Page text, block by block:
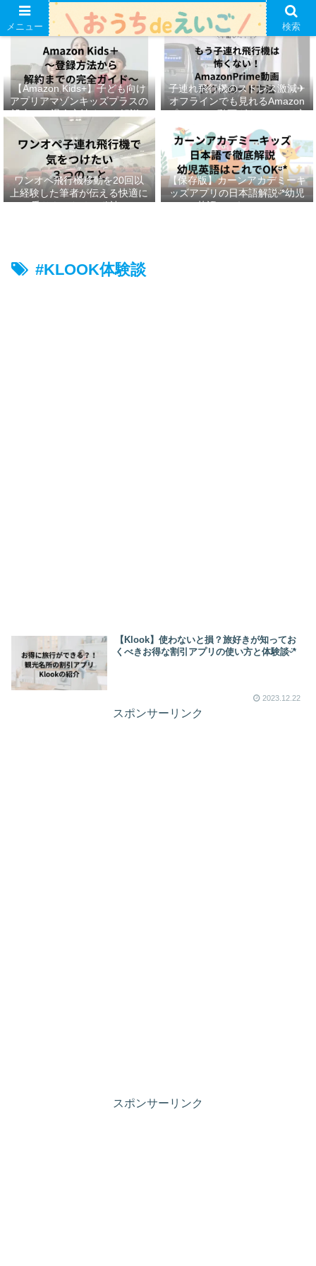
【Amazon Kids+】子ども向け
アプリアマゾンキッズプラスの
設定から退会方法までを解説ᵕ̈*
子連れ飛行機のストレス激減✈︎
オフラインでも見れるAmazon
プライムの動画ダウンロード方
ワンオペ飛行機移動を20回以
上経験した筆者が伝える快適に
乗りきるための秘訣ᵕ̈*
【保存版】カーンアカデミーキ
ッズアプリの日本語解説ᵕ̈*幼児
英語はこれでOKᵕ̈*
#KLOOK体験談
【Klook】使わないと損？旅好きが知ってお
くべきお得な割引アプリの使い方と体験談ᵕ̈*
2023.12.22
スポンサーリンク
スポンサーリンク
メニュー 検索